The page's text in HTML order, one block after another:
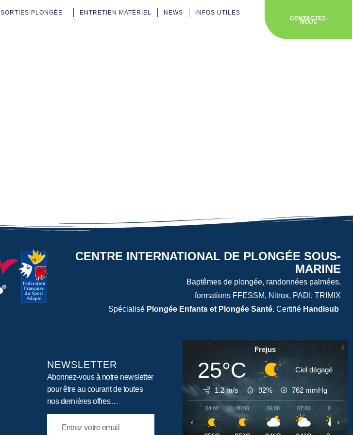
SORTIES PLONGÉE ENTRETIEN MATÉRIEL NEWS
INFOS UTILES
CONTACTEZ-
NOUS
CENTRE INTERNATIONAL DE PLONGÉE SOUS-
MARINE
Baptêmes de plongée, randonnées palmées,
formations FFESSM, Nitrox, PADI, TRIMIX
Spécialisé Plongée Enfants et Plongée Santé. Certifié Handisub
NEWSLETTER
Abonnez-vous à notre newsletter
pour être au courant de toutes
nos dernières offres…
Frejus
25°C Ciel dégagé
1.2 m/s 92% 762 mmHg
04:00 05:00 06:00 07:00 08:00
‹ ›